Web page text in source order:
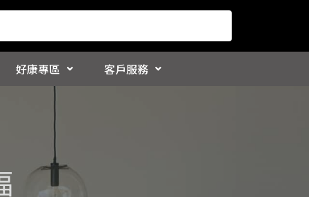
好康專區 客戶服務